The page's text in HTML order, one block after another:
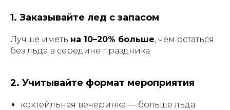
1. Заказывайте лед с запасом
Лучше иметь на 10–20% больше, чем остаться
без льда в середине праздника.
2. Учитывайте формат мероприятия
коктейльная вечеринка — больше льда